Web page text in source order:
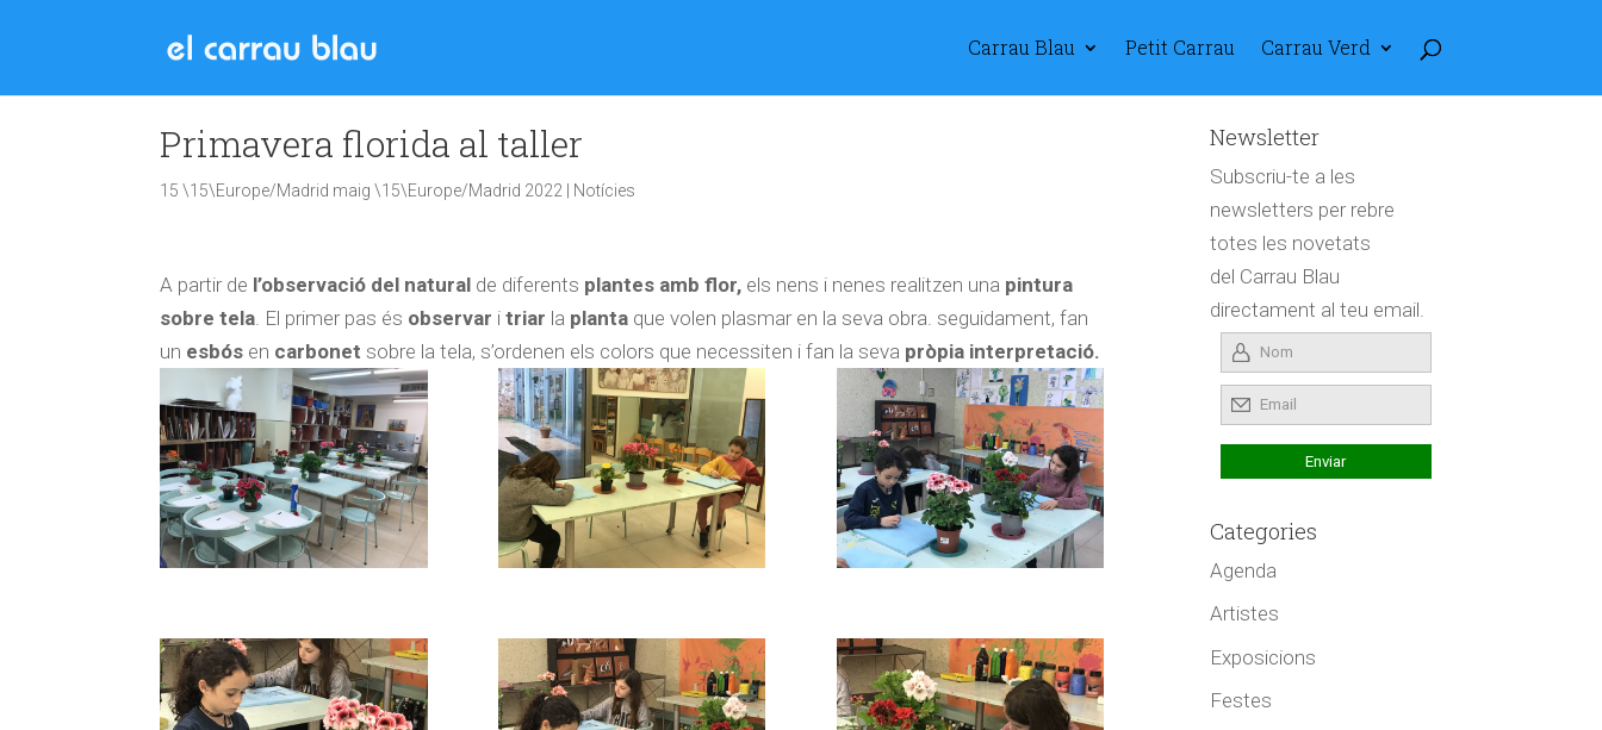
Carrau Blau Petit Carrau Carrau Verd
Primavera florida al taller
15 \15\Europe/Madrid maig \15\Europe/Madrid 2022 Notícies
A partir de l’observació del natural de diferents plantes amb flor, els nens i nenes realitzen una pintura
sobre tela. El primer pas és observar itriar la planta que volen plasmar en la seva obra. seguidament, fan
un esbós en carbonet sobre la tela, s’ordenen els colors que necessiten i fan la seva pròpia interpretació.
Newsletter
Subscriu-te a les
newsletters per rebre
totes les novetats
del Carrau Blau
directament al teu email.
Categories
Agenda
Artistes
Exposicions
Festes